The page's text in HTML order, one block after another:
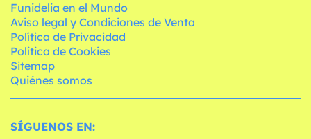
Funidelia en el Mundo
Aviso legal y Condiciones de Venta
Política de Privacidad
Política de Cookies
Sitemap
Quiénes somos
SÍGUENOS EN: